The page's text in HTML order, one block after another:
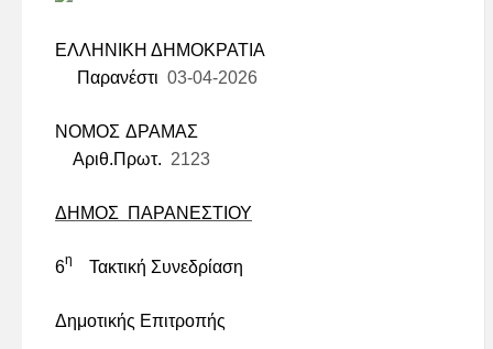
ΕΛΛΗΝΙΚΗ ΔΗΜΟΚΡΑΤΙΑ
Παρανέστι 03-04-2026
ΝΟΜΟΣ ΔΡΑΜΑΣ
Αριθ.Πρωτ. 2123
ΔΗΜΟΣ ΠΑΡΑΝΕΣΤΙΟΥ
6η Τακτική Συνεδρίαση
Δημοτικής Επιτροπής